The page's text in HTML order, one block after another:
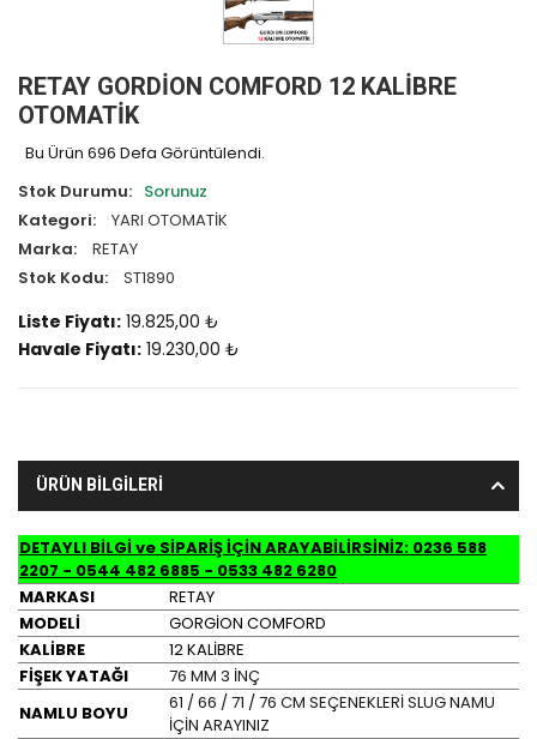
RETAY GORDİON COMFORD 12 KALİBRE
OTOMATİK
Bu Ürün 696 Defa Görüntülendi.
Stok Durumu: Sorunuz
Kategori:
YARI OTOMATİK
Marka:
RETAY
Stok Kodu:
ST1890
Liste Fiyatı: 19.825,00 ₺
Havale Fiyatı: 19.230,00 ₺
ÜRÜN BİLGİLERİ
DETAYLI BİLGİ ve SİPARİŞ İÇİN ARAYABİLİRSİNİZ: 0236 588
2207 - 0544 482 6885 - 0533 482 6280
MARKASI
RETAY
MODELİ
GORGİON COMFORD
KALİBRE
12 KALİBRE
FİŞEK YATAĞI
76 MM 3 İNÇ
NAMLU BOYU
61 / 66 / 71 / 76 CM SEÇENEKLERİ SLUG NAMU
İÇİN ARAYINIZ